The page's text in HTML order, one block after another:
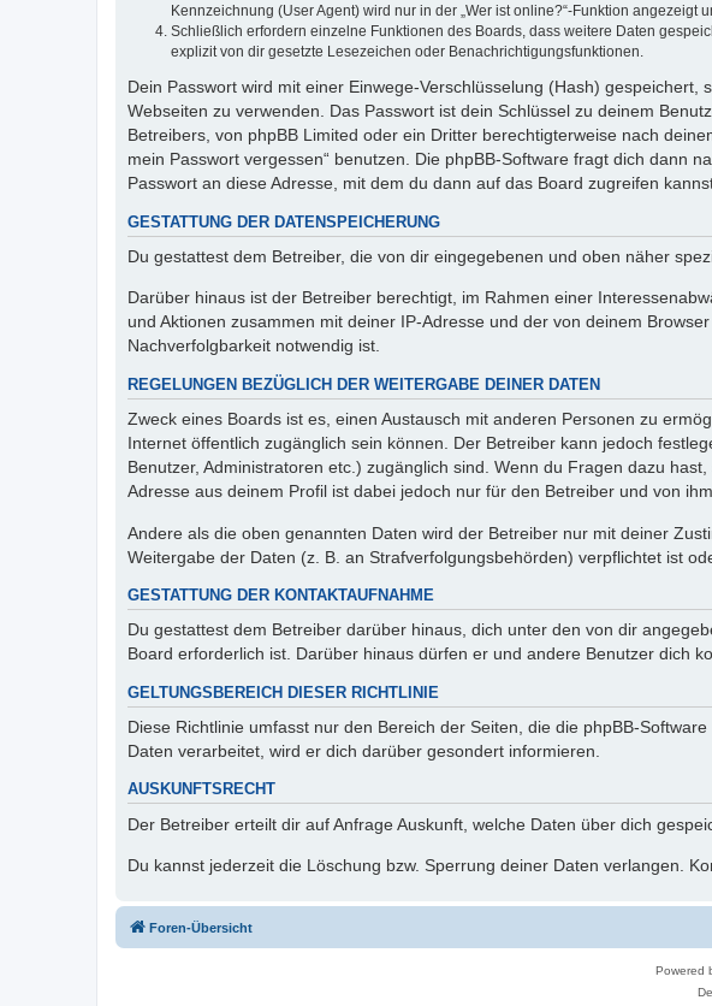
Kennzeichnung (User Agent) wird nur in der „Wer ist online?“-Funktion angezeigt
Schließlich erfordern einzelne Funktionen des Boards, dass weitere Daten
explizit von dir gesetzte Lesezeichen oder Benachrichtigungsfunktionen.
Dein Passwort wird mit einer Einwege-Verschlüsselung (Hash)
Webseiten zu verwenden. Das Passwort ist dein Schlüssel zu deinem
Betreibers, von phpBB Limited oder ein Dritter berechtigterweise nach
mein Passwort vergessen“ benutzen. Die phpBB-Software fragt dich dann
Passwort an diese Adresse, mit dem du dann auf das Board zugreifen
GESTATTUNG DER DATENSPEICHERUNG
Du gestattest dem Betreiber, die von dir eingegebenen und oben näher
Darüber hinaus ist der Betreiber berechtigt, im Rahmen einer
und Aktionen zusammen mit deiner IP-Adresse und der von deinem
Nachverfolgbarkeit notwendig ist.
REGELUNGEN BEZÜGLICH DER WEITERGABE DEINER DATEN
Zweck eines Boards ist es, einen Austausch mit anderen Personen zu
Internet öffentlich zugänglich sein können. Der Betreiber kann jedoch
Benutzer, Administratoren etc.) zugänglich sind. Wenn du Fragen dazu
Adresse aus deinem Profil ist dabei jedoch nur für den Betreiber und von
Andere als die oben genannten Daten wird der Betreiber nur mit deiner
Weitergabe der Daten (z. B. an Strafverfolgungsbehörden) verpflichtet ist
GESTATTUNG DER KONTAKTAUFNAHME
Du gestattest dem Betreiber darüber hinaus, dich unter den von dir
Board erforderlich ist. Darüber hinaus dürfen er und andere Benutzer dich
GELTUNGSBEREICH DIESER RICHTLINIE
Diese Richtlinie umfasst nur den Bereich der Seiten, die die phpBB-
Daten verarbeitet, wird er dich darüber gesondert informieren.
AUSKUNFTSRECHT
Der Betreiber erteilt dir auf Anfrage Auskunft, welche Daten über dich
Du kannst jederzeit die Löschung bzw. Sperrung deiner Daten verlangen.
Foren-Übersicht
Powered